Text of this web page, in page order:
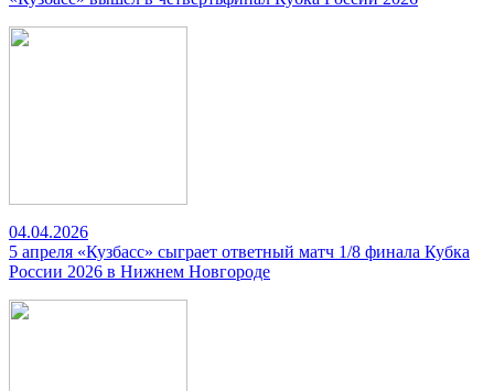
04.04.2026
5 апреля «Кузбасс» сыграет ответный матч 1/8 финала Кубка
России 2026 в Нижнем Новгороде